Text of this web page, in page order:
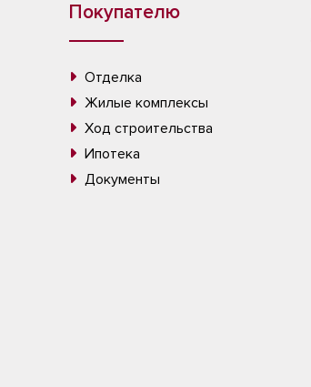
Покупателю
Отделка
Жилые комплексы
Ход строительства
Ипотека
Документы